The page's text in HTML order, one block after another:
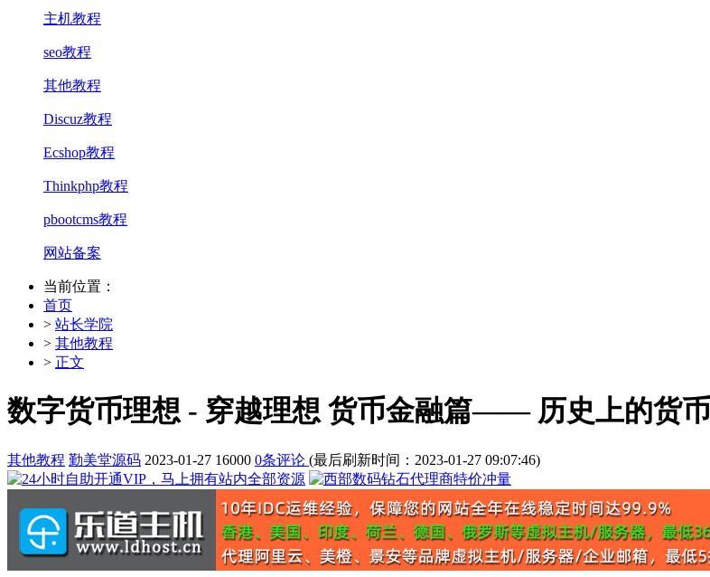
主机教程
seo教程
其他教程
Discuz教程
Ecshop教程
Thinkphp教程
pbootcms教程
网站备案
当前位置：
首页
> 站长学院
> 其他教程
> 正文
数字货币理想 - 穿越理想 货币金融篇—— 历史上的货币
其他教程 勤美堂源码 2023-01-27 16000 0条评论 (最后刷新时间：2023-01-27 09:07:46)